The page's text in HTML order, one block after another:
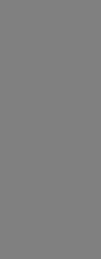
Polski/UE/
Okres
Twoje dane
udzielonej
otrzymania
abyśmy
abyśmy je
ograniczyli
wyłącznie
mamy
sprzeciwu